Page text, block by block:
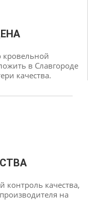
кровельной
в Славгороде
качества.
контроль качества,
на